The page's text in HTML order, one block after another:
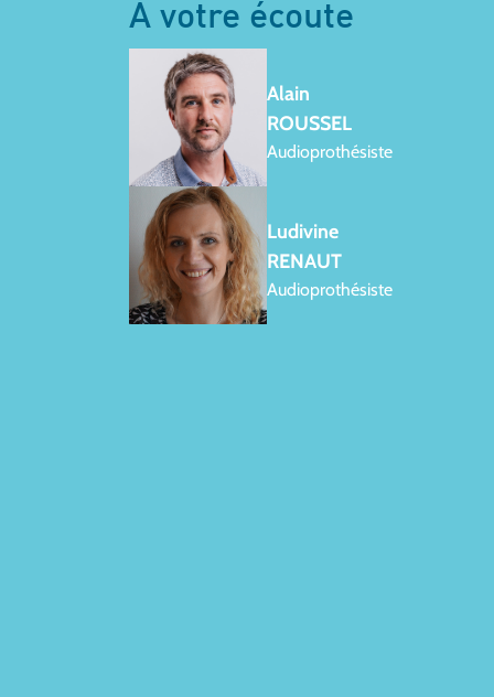
À votre écoute
Alain
ROUSSEL
Audioprothésiste
Ludivine
RENAUT
Audioprothésiste